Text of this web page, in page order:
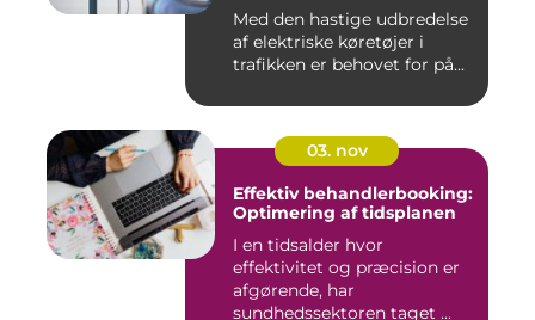
Med den hastige udbredelse
af elektriske køretøjer i
trafikken er behovet for på...
03. nov
Effektiv behandlerbooking:
Optimering af tidsplanen
I en tidsalder hvor
effektivitet og præcision er
afgørende, har
sundhedssektoren taget ...